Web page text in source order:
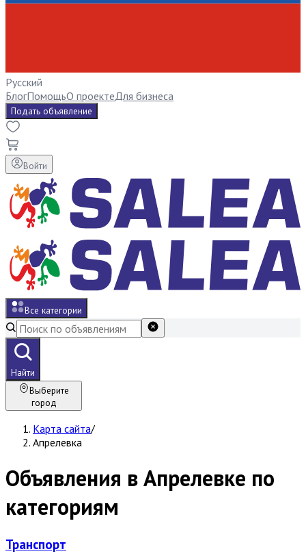
Русский
БлогПомощьО проектеДля бизнеса
Подать объявление
Войти
Все категории
Найти
Выберите
город
Карта сайта/
Апрелевка
Объявления в Апрелевке по
категориям
Транспорт